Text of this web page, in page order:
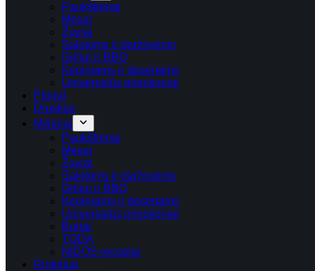
Paukštienai
Mėsai
Žuviai
Salotoms ir daržovėms
Griliui ir BBQ
Kepiniams ir desertams
Universalūs prieskoniai
Pipirai
Druskos
Mišiniai
Paukštienai
Mėsai
Žuviai
Salotoms ir daržovėms
Griliui ir BBQ
Kepiniams ir desertams
Universalūs prieskoniai
Burtai
TODA
NIDOS receptai
Rinkiniai